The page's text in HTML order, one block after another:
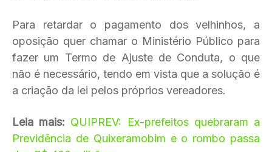
Para retardar o pagamento dos velhinhos, a
oposição quer chamar o Ministério Público para
fazer um Termo de Ajuste de Conduta, o que
não é necessário, tendo em vista que a solução é
a criação da lei pelos próprios vereadores.
Leia mais: QUIPREV: Ex-prefeitos quebraram a
Previdência de Quixeramobim e o rombo passa